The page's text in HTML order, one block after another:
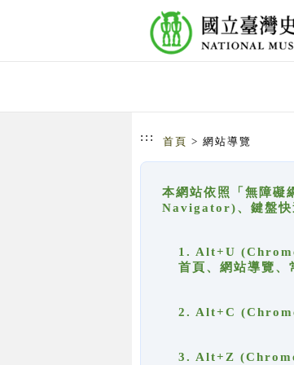
::: 首頁 > 網站導覽
本網站依照「無障礙
Navigator)、鍵盤快
1. Alt+U
首頁、網站導覽、
2. Alt+C
3. Alt+Z